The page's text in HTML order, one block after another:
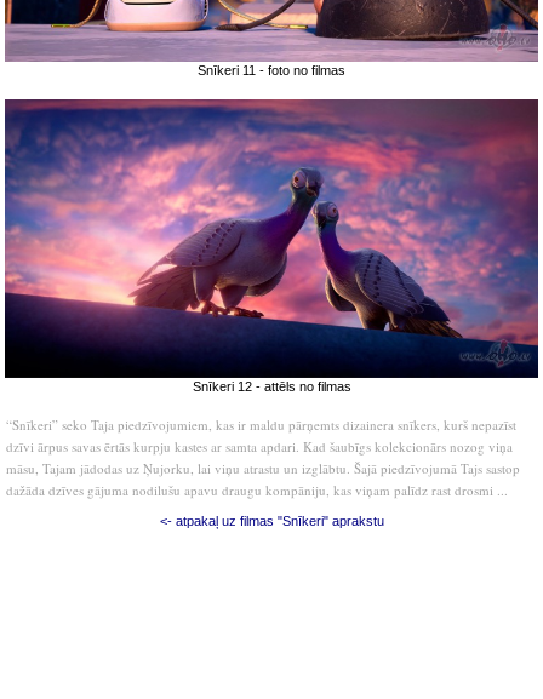
Snīkeri 11 - foto no filmas
Snīkeri 12 - attēls no filmas
“Snīkeri” seko Taja piedzīvojumiem, kas ir maldu pārņemts dizainera snīkers, kurš nepazīst
dzīvi ārpus savas ērtās kurpju kastes ar samta apdari. Kad šaubīgs kolekcionārs nozog viņa
māsu, Tajam jādodas uz Ņujorku, lai viņu atrastu un izglābtu. Šajā piedzīvojumā Tajs sastop
dažāda dzīves gājuma nodilušu apavu draugu kompāniju, kas viņam palīdz rast drosmi ...
<- atpakaļ uz filmas "Snīkeri" aprakstu